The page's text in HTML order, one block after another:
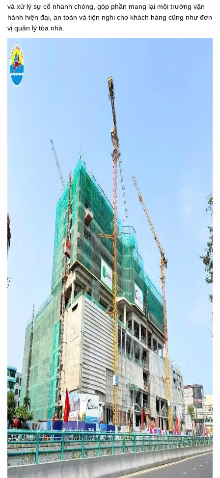
và xử lý sự cố nhanh chóng, góp phần mang lại môi trường vận
hành hiện đại, an toàn và tiện nghi cho khách hàng cũng như đơn
vị quản lý tòa nhà.